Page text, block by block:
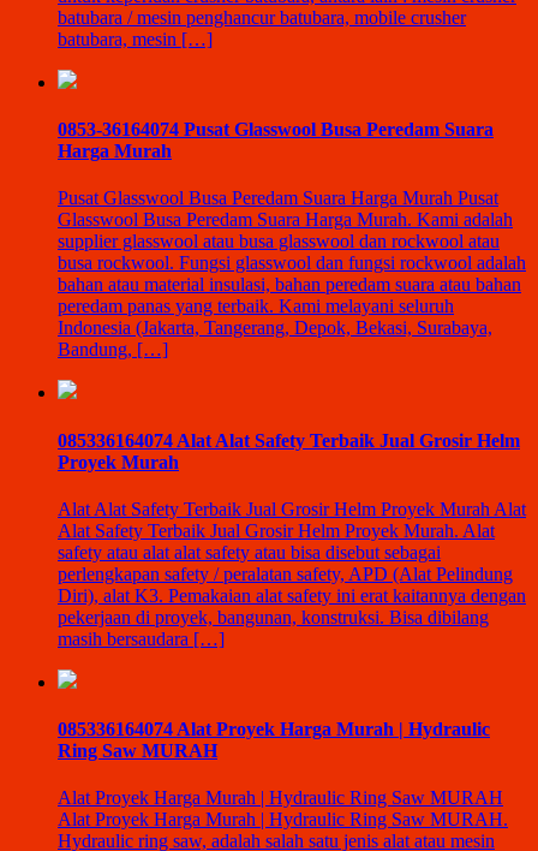
batubara / mesin penghancur batubara, mobile crusher
batubara, mesin […]
0853-36164074 Pusat Glasswool Busa Peredam Suara
Harga Murah
Pusat Glasswool Busa Peredam Suara Harga Murah Pusat
Glasswool Busa Peredam Suara Harga Murah. Kami adalah
supplier glasswool atau busa glasswool dan rockwool atau
busa rockwool. Fungsi glasswool dan fungsi rockwool adalah
bahan atau material insulasi, bahan peredam suara atau bahan
peredam panas yang terbaik. Kami melayani seluruh
Indonesia (Jakarta, Tangerang, Depok, Bekasi, Surabaya,
Bandung, […]
085336164074 Alat Alat Safety Terbaik Jual Grosir Helm
Proyek Murah
Alat Alat Safety Terbaik Jual Grosir Helm Proyek Murah Alat
Alat Safety Terbaik Jual Grosir Helm Proyek Murah. Alat
safety atau alat alat safety atau bisa disebut sebagai
perlengkapan safety / peralatan safety, APD (Alat Pelindung
Diri), alat K3. Pemakaian alat safety ini erat kaitannya dengan
pekerjaan di proyek, bangunan, konstruksi. Bisa dibilang
masih bersaudara […]
085336164074 Alat Proyek Harga Murah | Hydraulic
Ring Saw MURAH
Alat Proyek Harga Murah | Hydraulic Ring Saw MURAH
Alat Proyek Harga Murah | Hydraulic Ring Saw MURAH.
Hydraulic ring saw, adalah salah satu jenis alat atau mesin